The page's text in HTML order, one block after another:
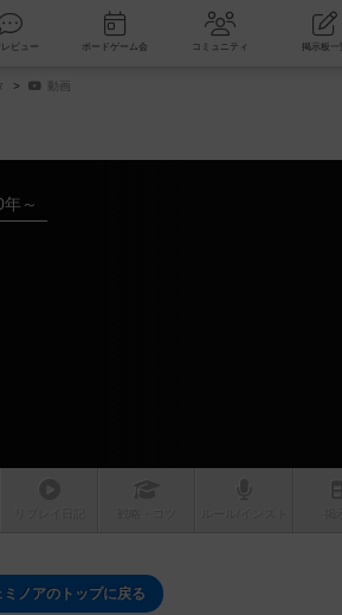
新着レビュー ボードゲーム会 コミュニティ
動画
～
ミノアのトップに戻る